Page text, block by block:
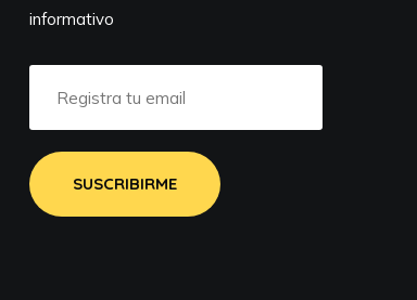
informativo
SUSCRIBIRME